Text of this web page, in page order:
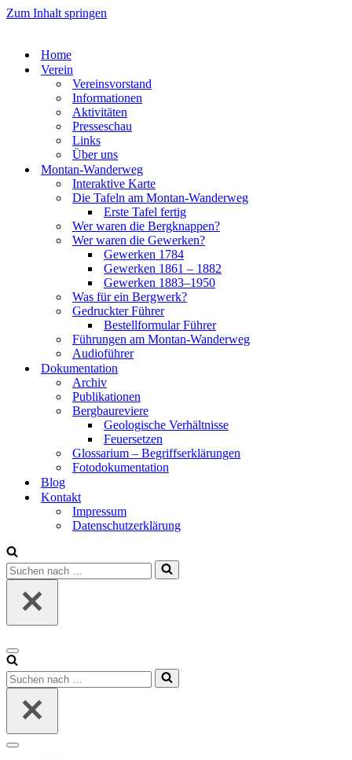
Zum Inhalt springen
Home
Ver­ein
Ver­eins­vor­stand
Infor­ma­tio­nen
Akti­vi­tä­ten
Pres­se­schau
Links
Über uns
Mon­­tan-Wan­­der­­weg
Inter­ak­ti­ve Kar­te
Die Tafeln am Mon­­tan-Wan­­der­­weg
Ers­te Tafel fer­tig
Wer waren die Berg­knap­pen?
Wer waren die Gewer­ken?
Gewer­ken 1784
Gewer­ken 1861 – 1882
Gewer­ken 1883–1950
Was für ein Berg­werk?
Gedruck­ter Füh­rer
Bestell­for­mu­lar Füh­rer
Füh­run­gen am Mon­­tan-Wan­­der­­weg
Audio­füh­rer
Doku­men­ta­ti­on
Archiv
Publi­ka­tio­nen
Berg­bau­re­vie­re
Geo­lo­gi­sche Ver­hält­nis­se
Feu­er­set­zen
Glos­sa­ri­um – Begriffs­er­klä­run­gen
Foto­do­ku­men­ta­ti­on
Blog
Kon­takt
Impres­sum
Daten­schutz­er­klä­rung
Suchen
nach …
Navigationsmenü
Suchen
nach …
Navigationsmenü